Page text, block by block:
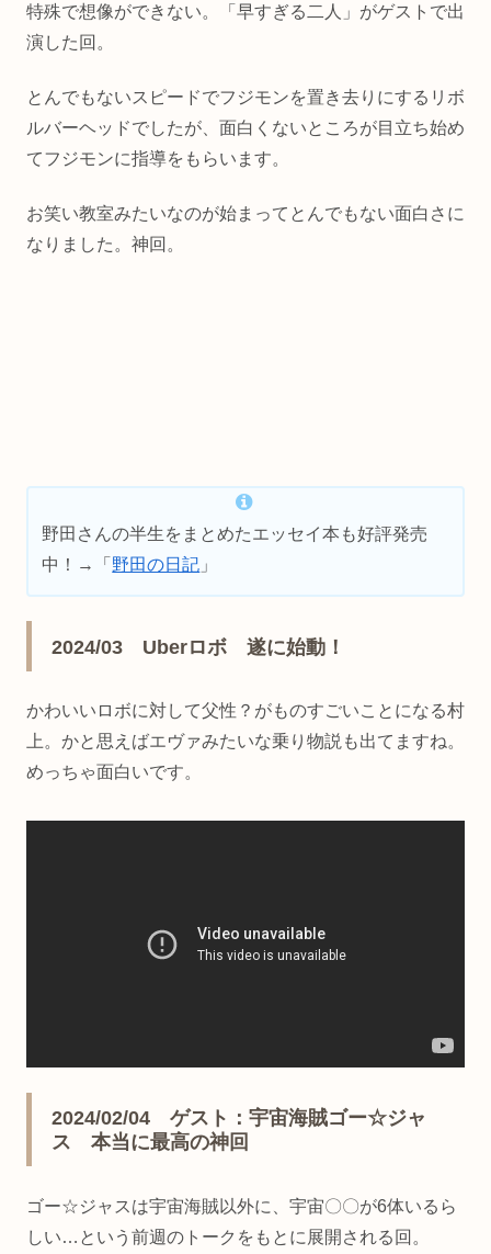
特殊で想像ができない。「早すぎる二人」がゲストで出
演した回。
とんでもないスピードでフジモンを置き去りにするリボ
ルバーヘッドでしたが、面白くないところが目立ち始め
てフジモンに指導をもらいます。
お笑い教室みたいなのが始まってとんでもない面白さに
なりました。神回。
野田さんの半生をまとめたエッセイ本も好評発売
中！→「野田の日記 」
2024/03 Uberロボ 遂に始動！
かわいいロボに対して父性？がものすごいことになる村
上。かと思えばエヴァみたいな乗り物説も出てますね。
めっちゃ面白いです。
2024/02/04 ゲスト：宇宙海賊ゴー☆ジャ
ス 本当に最高の神回
ゴー☆ジャスは宇宙海賊以外に、宇宙〇〇が6体いるら
しい…という前週のトークをもとに展開される回。